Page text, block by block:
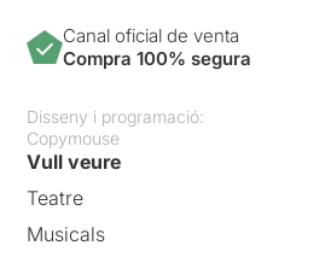
Canal oficial de venta
Compra 100% segura
Disseny i programació:
Copymouse
Vull veure
Teatre
Musicals